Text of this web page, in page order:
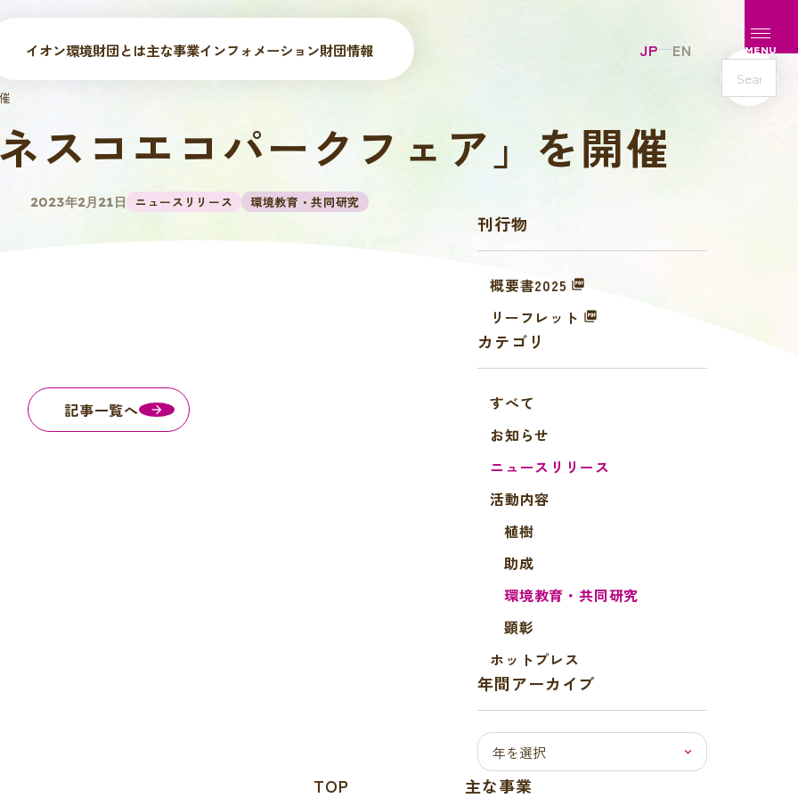
メニュ
MENU
イオン環境財団とは主な事業インフォメーション財団情報 JP
EN
s
e
スコエコパークフェア」を開催
2023年2月21日 ニュースリリース 環境教育・共同研究
記事一覧へ
刊行物
概要書2025
リーフレット
カテゴリ
すべて
お知らせ
ニュースリリース
活動内容
植樹
助成
環境教育・共同研究
顕彰
ホットプレス
年間アーカイブ
TOP 主な事業